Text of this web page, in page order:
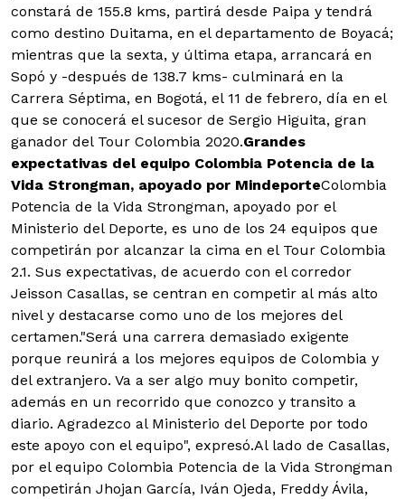
constará de 155.8 kms, partirá desde Paipa y tendrá
como destino Duitama, en el departamento de Boyacá;
mientras que la sexta, y última etapa, arrancará en
Sopó y -después de 138.7 kms- culminará en la
Carrera Séptima, en Bogotá, el 11 de febrero, día en el
que se conocerá el sucesor de Sergio Higuita, gran
ganador del Tour Colombia 2020.Grandes
expectativas del equipo Colombia Potencia de la
Vida Strongman, apoyado por MindeporteColombia
Potencia de la Vida Strongman, apoyado por el
Ministerio del Deporte, es uno de los 24 equipos que
competirán por alcanzar la cima en el Tour Colombia
2.1. Sus expectativas, de acuerdo con el corredor
Jeisson Casallas, se centran en competir al más alto
nivel y destacarse como uno de los mejores del
certamen."Será una carrera demasiado exigente
porque reunirá a los mejores equipos de Colombia y
del extranjero. Va a ser algo muy bonito competir,
además en un recorrido que conozco y transito a
diario. Agradezco al Ministerio del Deporte por todo
este apoyo con el equipo", expresó.Al lado de Casallas,
por el equipo Colombia Potencia de la Vida Strongman
competirán Jhojan García, Iván Ojeda, Freddy Ávila,